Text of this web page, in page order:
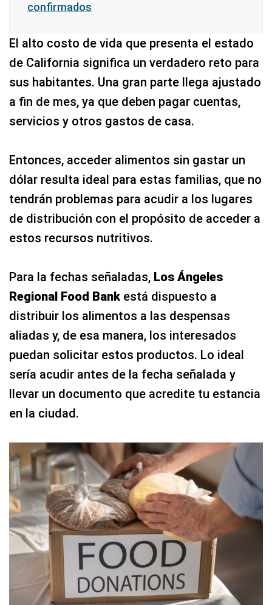
confirmados
El alto costo de vida que presenta el estado
de California significa un verdadero reto para
sus habitantes. Una gran parte llega ajustado
a fin de mes, ya que deben pagar cuentas,
servicios y otros gastos de casa.
Entonces, acceder alimentos sin gastar un
dólar resulta ideal para estas familias, que no
tendrán problemas para acudir a los lugares
de distribución con el propósito de acceder a
estos recursos nutritivos.
Para la fechas señaladas, Los Ángeles
Regional Food Bank está dispuesto a
distribuir los alimentos a las despensas
aliadas y, de esa manera, los interesados
puedan solicitar estos productos. Lo ideal
sería acudir antes de la fecha señalada y
llevar un documento que acredite tu estancia
en la ciudad.